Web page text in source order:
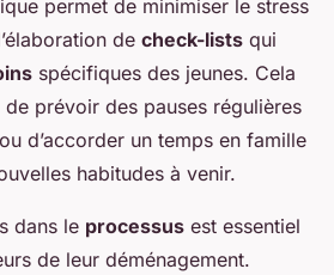
permet de minimiser le stress
de check-lists qui
spécifiques des jeunes. Cela
prévoir des pauses régulières
d’accorder un temps en famille
habitudes à venir.
dans le processus est essentiel
de leur déménagement.